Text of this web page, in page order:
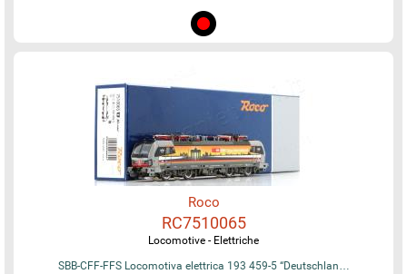
Roco
RC7510065
Locomotive - Elettriche
SBB-CFF-FFS Locomotiva elettrica 193 459-5 “Deutschlan…